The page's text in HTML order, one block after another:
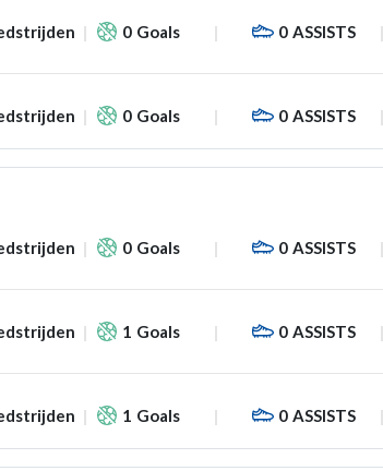
0 Goals 0 ASSISTS
0 Goals 0 ASSISTS
0 Goals 0 ASSISTS
1 Goals 0 ASSISTS
1 Goals 0 ASSISTS